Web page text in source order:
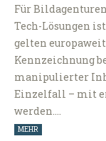
Für
Tech-Lösungen
gelten
Kennzeichnung
manipulierter
Einzelfall – mit
werden.…
MEHR